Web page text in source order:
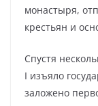
монастыря,
крестьян и
Спустя
I изъяло
заложено